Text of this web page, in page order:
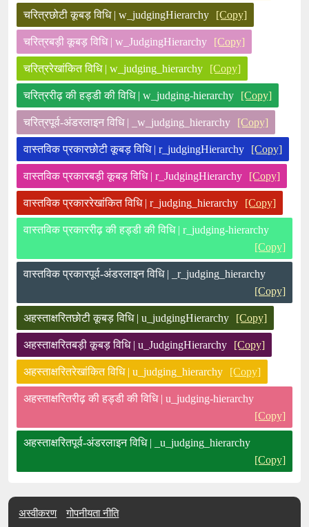
चरित्रछोटी कूबड़ विधि | w_judgingHierarchy [Copy]
चरित्रबड़ी कूबड़ विधि | w_JudgingHierarchy [Copy]
चरित्ररेखांकित विधि | w_judging_hierarchy [Copy]
चरित्ररीढ़ की हड्डी की विधि | w_judging-hierarchy [Copy]
चरित्रपूर्व-अंडरलाइन विधि | _w_judging_hierarchy [Copy]
वास्तविक प्रकारछोटी कूबड़ विधि | r_judgingHierarchy [Copy]
वास्तविक प्रकारबड़ी कूबड़ विधि | r_JudgingHierarchy [Copy]
वास्तविक प्रकाररेखांकित विधि | r_judging_hierarchy [Copy]
वास्तविक प्रकाररीढ़ की हड्डी की विधि | r_judging-hierarchy
[Copy]
वास्तविक प्रकारपूर्व-अंडरलाइन विधि | _r_judging_hierarchy
[Copy]
अहस्ताक्षरितछोटी कूबड़ विधि | u_judgingHierarchy [Copy]
अहस्ताक्षरितबड़ी कूबड़ विधि | u_JudgingHierarchy [Copy]
अहस्ताक्षरितरेखांकित विधि | u_judging_hierarchy [Copy]
अहस्ताक्षरितरीढ़ की हड्डी की विधि | u_judging-hierarchy
[Copy]
अहस्ताक्षरितपूर्व-अंडरलाइन विधि | _u_judging_hierarchy
[Copy]
अस्वीकरण गोपनीयता नीति